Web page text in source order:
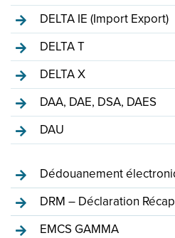
DELTA IE (Import Export)
DELTA T
DELTA X
DAA, DAE, DSA, DAES
DAU
Dédouanement
DRM – Déclaration
EMCS GAMMA